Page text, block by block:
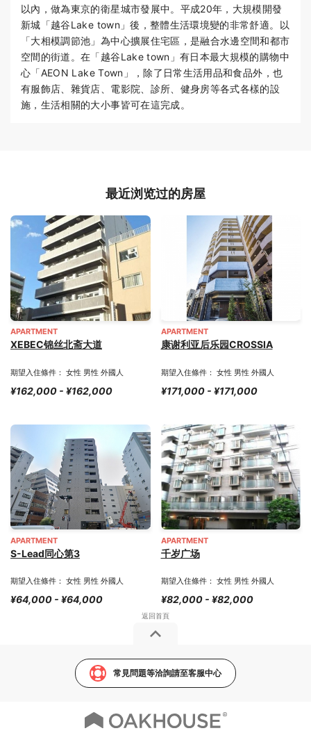
以內，做為東京的衛星城市發展中。平成20年，大規模開發
新城「越谷Lake town」後，整體生活環境變的非常舒適。以
「大相模調節池」為中心擴展住宅區，是融合水邊空間和都市
空間的街道。在「越谷Lake town」有日本最大規模的購物中
心「AEON Lake Town」，除了日常生活用品和食品外，也
有服飾店、雜貨店、電影院、診所、健身房等各式各樣的設
施，生活相關的大小事皆可在這完成。
最近浏览过的房屋
APARTMENT
XEBEC锦丝北斋大道
期望入住條件： 女性 男性 外國人
¥162,000 - ¥162,000
APARTMENT
康谢利亚后乐园CROSSIA
期望入住條件： 女性 男性 外國人
¥171,000 - ¥171,000
APARTMENT
S-Lead同心第3
期望入住條件： 女性 男性 外國人
¥64,000 - ¥64,000
APARTMENT
千岁广场
期望入住條件： 女性 男性 外國人
¥82,000 - ¥82,000
常見問題等洽詢請至客服中心